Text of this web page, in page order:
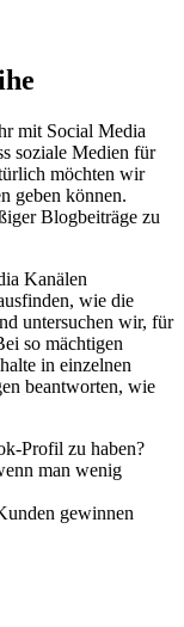
mit Social Media
soziale Medien für
möchten wir
geben können.
Blogbeiträge zu
Kanälen
wie die
untersuchen wir, für
so mächtigen
in einzelnen
beantworten, wie
Profil zu haben?
man wenig
gewinnen